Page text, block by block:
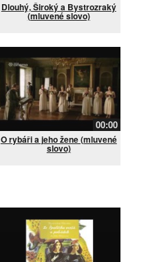
Dlouhý, Široký a Bystrozraký
(mluvené slovo)
00:00
O rybáři a jeho žene (mluvené
slovo)